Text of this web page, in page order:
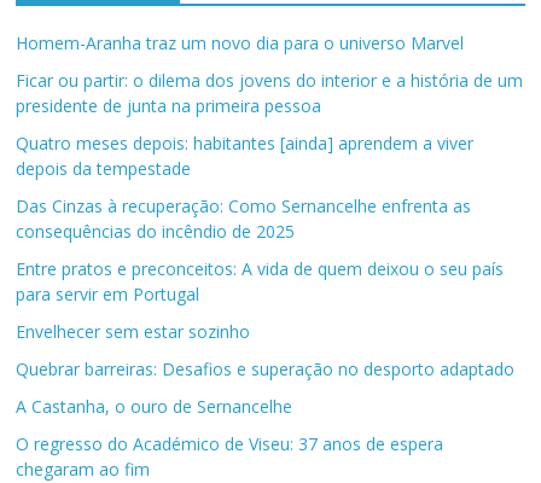
Homem-Aranha traz um novo dia para o universo Marvel
Ficar ou partir: o dilema dos jovens do interior e a história de um
presidente de junta na primeira pessoa
Quatro meses depois: habitantes [ainda] aprendem a viver
depois da tempestade
Das Cinzas à recuperação: Como Sernancelhe enfrenta as
consequências do incêndio de 2025
Entre pratos e preconceitos: A vida de quem deixou o seu país
para servir em Portugal
Envelhecer sem estar sozinho
Quebrar barreiras: Desafios e superação no desporto adaptado
A Castanha, o ouro de Sernancelhe
O regresso do Académico de Viseu: 37 anos de espera
chegaram ao fim